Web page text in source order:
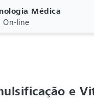
Médica
On-line
e